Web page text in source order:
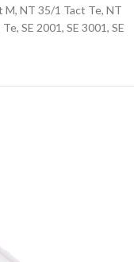
M, NT 35/1 Tact Te, NT
SE 2001, SE 3001, SE